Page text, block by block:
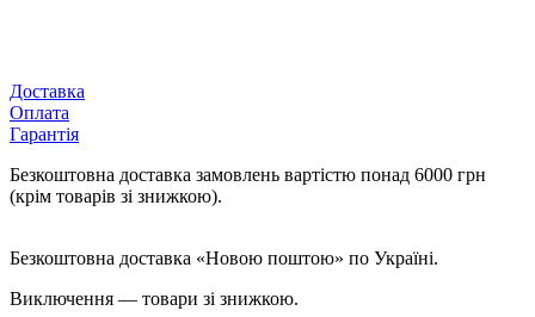
Доставка
Оплата
Гарантія
Безкоштовна доставка замовлень вартістю понад 6000 грн
(крім товарів зі знижкою).
Безкоштовна доставка «Новою поштою» по Україні.
Виключення — товари зі знижкою.